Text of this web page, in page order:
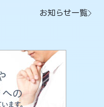
お知らせ一覧